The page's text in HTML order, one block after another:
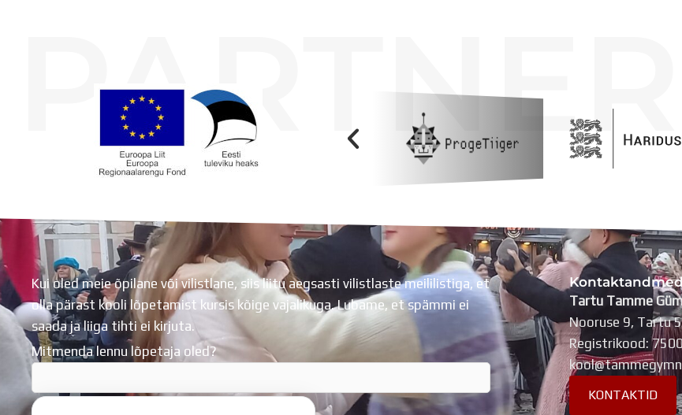
Kui oled meie õpilane või vilistlane, siis liitu aegsasti vilistlaste meililistiga, et
olla pärast kooli lõpetamist kursis kõige vajalikuga. Lubame, et spämmi ei
saada ja liiga tihti ei kirjuta.
Mitmenda lennu lõpetaja oled?
Tartu Tamme
Nooruse 9, Tartu
Registrikood:
KONTAKTID